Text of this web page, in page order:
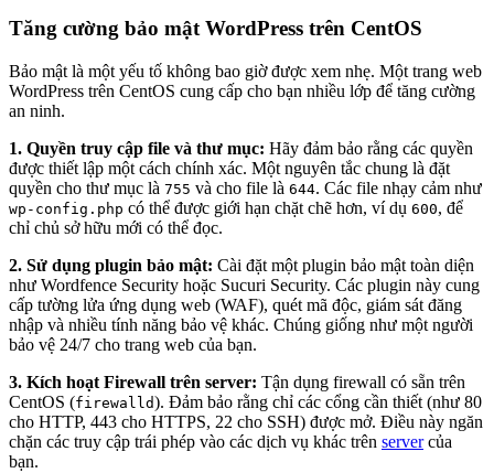
Tăng cường bảo mật WordPress trên CentOS
Bảo mật là một yếu tố không bao giờ được xem nhẹ. Một trang web
WordPress trên CentOS cung cấp cho bạn nhiều lớp để tăng cường
an ninh.
1. Quyền truy cập file và thư mục: Hãy đảm bảo rằng các quyền
được thiết lập một cách chính xác. Một nguyên tắc chung là đặt
quyền cho thư mục là 755 và cho file là 644. Các file nhạy cảm như
wp-config.php có thể được giới hạn chặt chẽ hơn, ví dụ 600, để
chỉ chủ sở hữu mới có thể đọc.
2. Sử dụng plugin bảo mật: Cài đặt một plugin bảo mật toàn diện
như Wordfence Security hoặc Sucuri Security. Các plugin này cung
cấp tường lửa ứng dụng web (WAF), quét mã độc, giám sát đăng
nhập và nhiều tính năng bảo vệ khác. Chúng giống như một người
bảo vệ 24/7 cho trang web của bạn.
3. Kích hoạt Firewall trên server: Tận dụng firewall có sẵn trên
CentOS (firewalld). Đảm bảo rằng chỉ các cổng cần thiết (như 80
cho HTTP, 443 cho HTTPS, 22 cho SSH) được mở. Điều này ngăn
chặn các truy cập trái phép vào các dịch vụ khác trên servercủa
bạn.